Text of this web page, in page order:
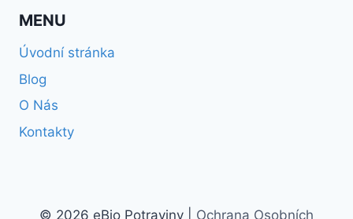
MENU
Úvodní stránka
Blog
O Nás
Kontakty
© 2026 eBio Potraviny | Ochrana Osobních